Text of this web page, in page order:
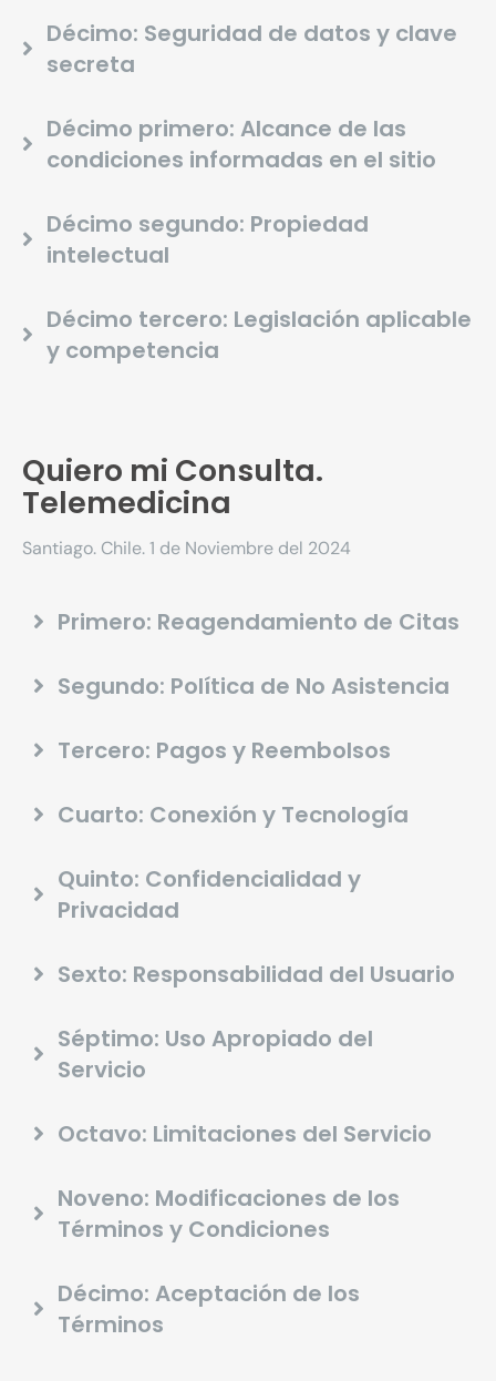
Décimo: Seguridad de datos y clave
secreta
Décimo primero: Alcance de las
condiciones informadas en el sitio
Décimo segundo: Propiedad
intelectual
Décimo tercero: Legislación aplicable
y competencia
Quiero mi Consulta.
Telemedicina
Santiago. Chile. 1 de Noviembre del 2024
Primero: Reagendamiento de Citas
Segundo: Política de No Asistencia
Tercero: Pagos y Reembolsos
Cuarto: Conexión y Tecnología
Quinto: Confidencialidad y
Privacidad
Sexto: Responsabilidad del Usuario
Séptimo: Uso Apropiado del
Servicio
Octavo: Limitaciones del Servicio
Noveno: Modificaciones de los
Términos y Condiciones
Décimo: Aceptación de los
Términos